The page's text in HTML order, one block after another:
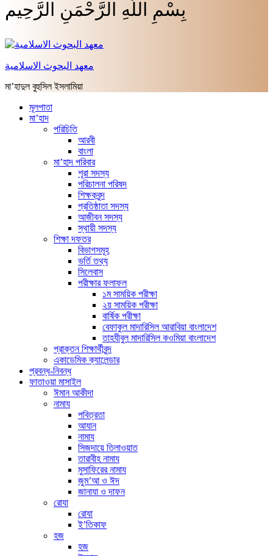
بِسْمِ اللَّهِ الرَّحْمَنِ الرَّحِيم
معهد البحوث الاسلامية
মা’হাদুল বুহুসিল ইসলামিয়া
মূলপাতা
মা’হাদ
পরিচিতি
আরবী
বাংলা
মা’হাদ পরিবার
শূরা সদস্য
পরিচালনা পরিষদ
শিক্ষকবৃন্দ
প্রতিষ্ঠাতা সদস্য
আজীবন সদস্য
স্থায়ী সদস্য
শিক্ষা দফতর
বিভাগসমূহ
ভর্তি তথ্য
সিলেবাস
পরীক্ষার ফলাফল
১ম সাময়িক পরীক্ষা
২য় সাময়িক পরীক্ষা
বার্ষিক পরীক্ষা
বেফাকুল মাদারিসিল আরাবিয়া বাংলাদেশ
তাহযীবুল মাদারিসিল কওমিয়া বাংলাদেশ
প্রাক্তন শিক্ষার্থীবৃন্দ
একাডেমিক ক্যালেন্ডার
প্রবন্ধ-নিবন্ধ
ফাতাওয়া মাসাইল
ঈমান আকীদা
নামায
পবিত্রতা
আযান
নামায
সিজদায়ে তিলাওয়াত
তারাবীহ নামায
মুসাফিরের নামায
জুম’আ ও ঈদ
জানাযা ও দাফন
রোযা
রোযা
ই’তিকাফ
হজ
হজ